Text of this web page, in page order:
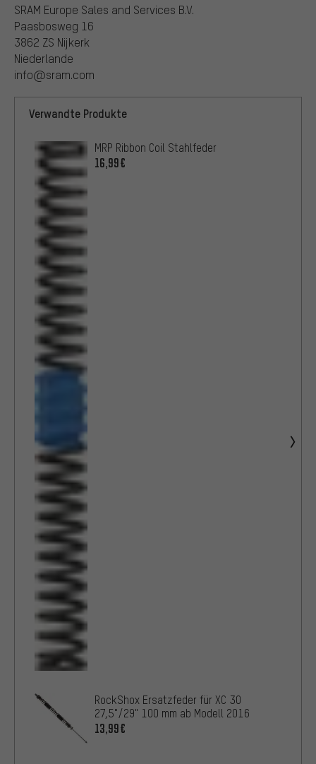
SRAM Europe Sales and Services B.V.
Paasbosweg 16
3862 ZS Nijkerk
Niederlande
info@sram.com
Verwandte Produkte
MRP Ribbon Coil Stahlfeder
16,99€
RockShox Ersatzfeder für XC 30
27,5"/29" 100 mm ab Modell 2016
13,99€